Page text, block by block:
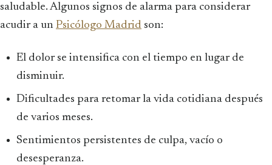
saludable. Algunos signos de alarma para considerar
acudir a un Psicólogo Madrid son:
El dolor se intensifica con el tiempo en lugar de
disminuir.
Dificultades para retomar la vida cotidiana después
de varios meses.
Sentimientos persistentes de culpa, vacío o
desesperanza.